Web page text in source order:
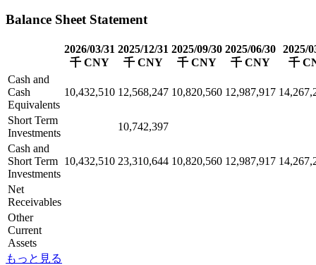
Balance Sheet Statement
2026/03/31
千 CNY
2025/12/31
千 CNY
2025/09/30
千 CNY
2025/06/30
千 CNY
2025/
千
Cash and
Cash
Equivalents
10,432,510 12,568,247 10,820,560 12,987,917
Short Term
Investments
10,742,397
Cash and
Short Term
Investments
10,432,510 23,310,644 10,820,560 12,987,917
Net
Receivables
Other
Current
Assets
もっと見る